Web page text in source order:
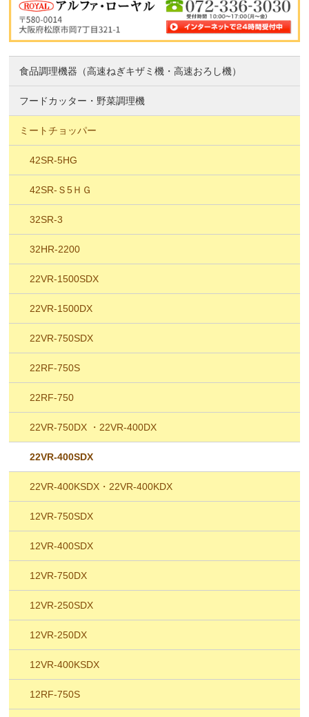
食品調理機器（高速ねぎキザミ機・高速おろし機）
フードカッター・野菜調理機
ミートチョッパー
42SR-5HG
42SR-Ｓ5ＨＧ
32SR-3
32HR-2200
22VR-1500SDX
22VR-1500DX
22VR-750SDX
22RF-750S
22RF-750
22VR-750DX ・22VR-400DX
22VR-400SDX
22VR-400KSDX・22VR-400KDX
12VR-750SDX
12VR-400SDX
12VR-750DX
12VR-250SDX
12VR-250DX
12VR-400KSDX
12RF-750S